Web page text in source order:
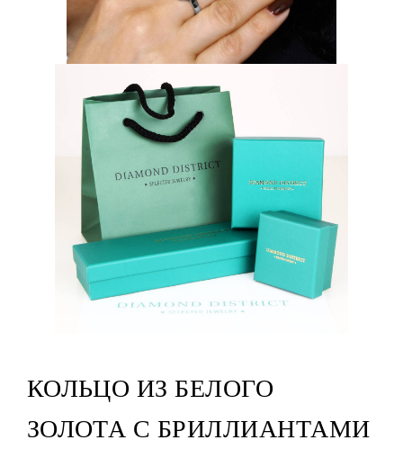
КОЛЬЦО ИЗ БЕЛОГО
ЗОЛОТА С БРИЛЛИАНТАМИ